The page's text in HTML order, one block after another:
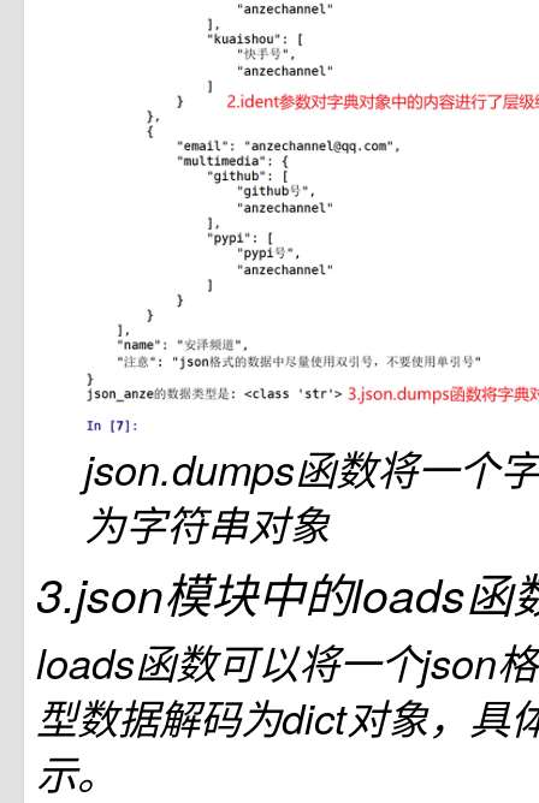
json.dumps函数将一个
为字符串对象
3.json模块中的loads函
loads函数可以将一个json
型数据解码为dict对象，具
示。